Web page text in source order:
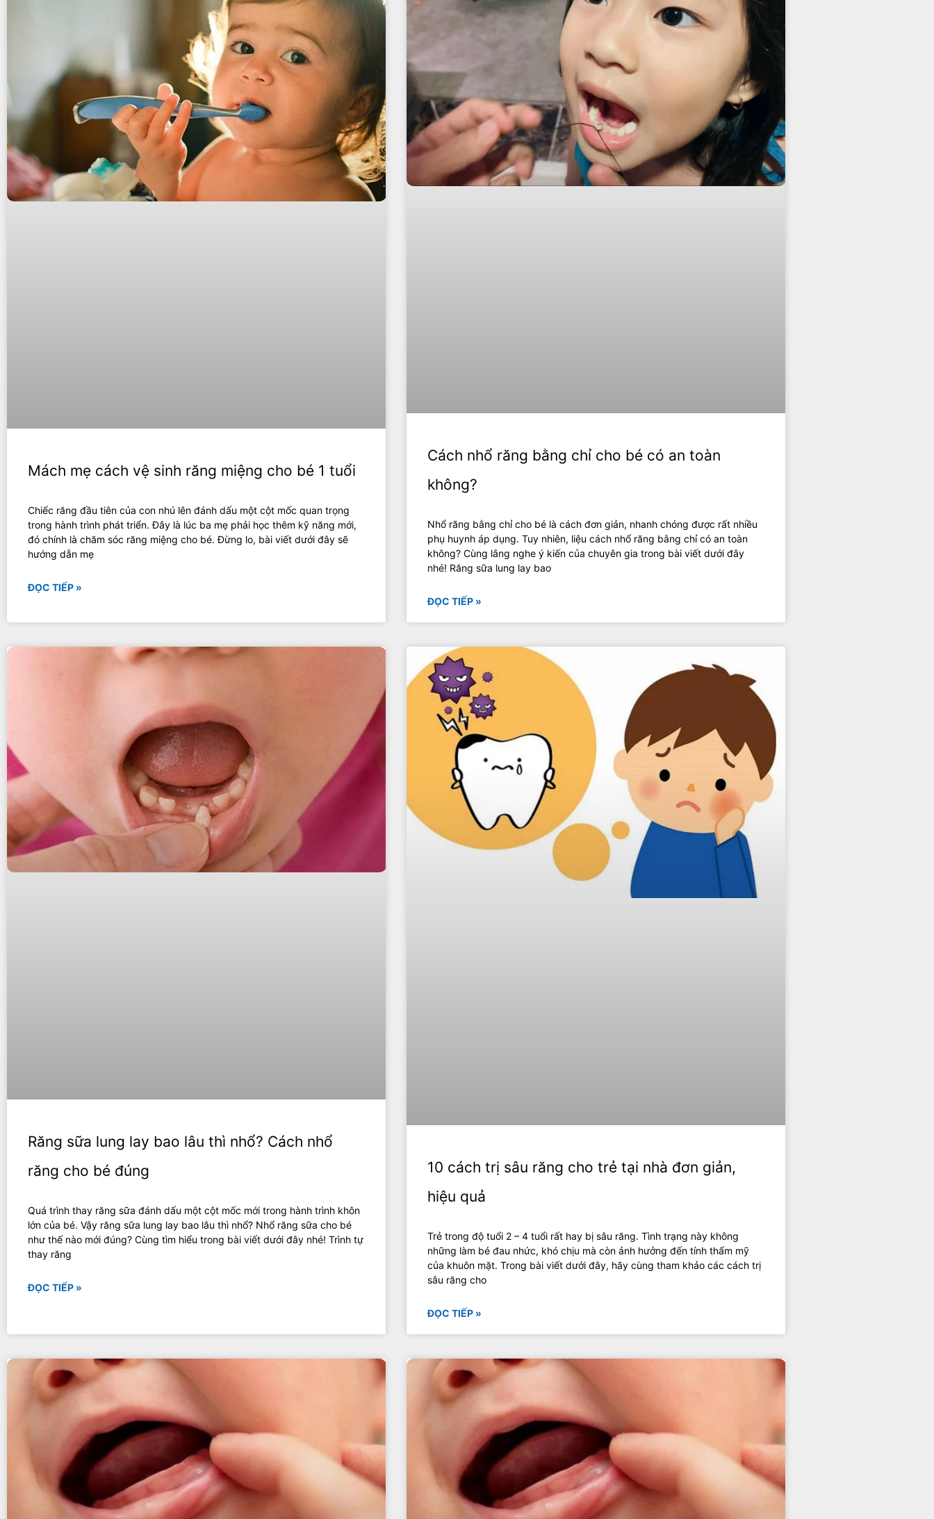
Mách mẹ cách vệ sinh răng miệng cho bé 1 tuổi
Chiếc răng đầu tiên của con nhú lên đánh dấu một cột mốc quan trọng
trong hành trình phát triển. Đây là lúc ba mẹ phải học thêm kỹ năng mới,
đó chính là chăm sóc răng miệng cho bé. Đừng lo, bài viết dưới đây sẽ
hướng dẫn mẹ
ĐỌC TIẾP »
Cách nhổ răng bằng chỉ cho bé có an toàn
không?
Nhổ răng bằng chỉ cho bé là cách đơn giản, nhanh chóng được rất nhiều
phụ huynh áp dụng. Tuy nhiên, liệu cách nhổ răng bằng chỉ có an toàn
không? Cùng lắng nghe ý kiến của chuyên gia trong bài viết dưới đây
nhé! Răng sữa lung lay bao
ĐỌC TIẾP »
Răng sữa lung lay bao lâu thì nhổ? Cách nhổ
răng cho bé đúng
Quá trình thay răng sữa đánh dấu một cột mốc mới trong hành trình khôn
lớn của bé. Vậy răng sữa lung lay bao lâu thì nhổ? Nhổ răng sữa cho bé
như thế nào mới đúng? Cùng tìm hiểu trong bài viết dưới đây nhé! Trình tự
thay răng
ĐỌC TIẾP »
10 cách trị sâu răng cho trẻ tại nhà đơn giản,
hiệu quả
Trẻ trong độ tuổi 2 – 4 tuổi rất hay bị sâu răng. Tình trạng này không
những làm bé đau nhức, khó chịu mà còn ảnh hưởng đến tính thẩm mỹ
của khuôn mặt. Trong bài viết dưới đây, hãy cùng tham khảo các cách trị
sâu răng cho
ĐỌC TIẾP »